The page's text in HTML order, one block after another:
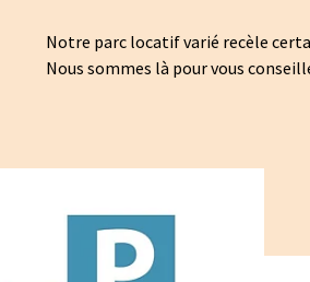
Notre parc locatif varié recèle
Nous sommes là pour vous